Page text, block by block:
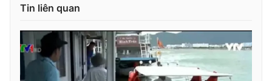
VTV Money VTV Thể thao
Tin liên quan